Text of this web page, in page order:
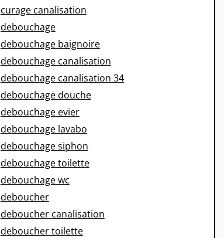
curage canalisation
debouchage
debouchage baignoire
debouchage canalisation
debouchage canalisation 34
debouchage douche
debouchage evier
debouchage lavabo
debouchage siphon
debouchage toilette
debouchage wc
deboucher
deboucher canalisation
deboucher toilette